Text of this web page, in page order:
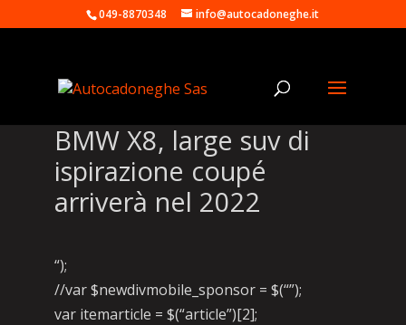
049-8870348 info@autocadoneghe.it
BMW X8, large suv di
ispirazione coupé
arriverà nel 2022
“);
//var $newdivmobile_sponsor = $(“”);
var itemarticle = $(“article”)[2];